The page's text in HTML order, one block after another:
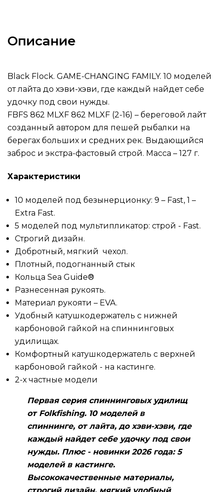
Описание
Black Flock. GAME-CHANGING FAMILY. 10 моделей
от лайта до хэви-хэви, где каждый найдет себе
удочку под свои нужды.
FBFS 862 MLXF 862 MLXF (2-16) – береговой лайт
созданный автором для пешей рыбалки на
берегах больших и средних рек. Выдающийся
заброс и экстра-фастовый строй. Масса – 127 г.
Характеристики
10 моделей под безынерционку: 9 – Fast, 1 –
Extra Fast.
5 моделей под мультипликатор: строй - Fast.
Строгий дизайн.
Добротный, мягкий чехол.
Плотный, подогнанный стык
Кольца Sea Guide®
Разнесенная рукоять.
Материал рукояти – EVA.
Удобный катушкодержатель с нижней
карбоновой гайкой на спиннинговых
удилищах.
Комфортный катушкодержатель с верхней
карбоновой гайкой - на кастинге.
2-х частные модели
Первая серия спиннинговых удилищ
от Folkfishing. 10 моделей в
спиннинге, от лайта, до хэви-хэви, где
каждый найдет себе удочку под свои
нужды. Плюс - новинки 2026 года: 5
моделей в кастинге.
Высококачественные материалы,
строгий дизайн, мягкий удобный